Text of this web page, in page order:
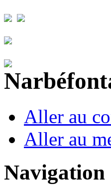
Aller au
Aller au
Navigation